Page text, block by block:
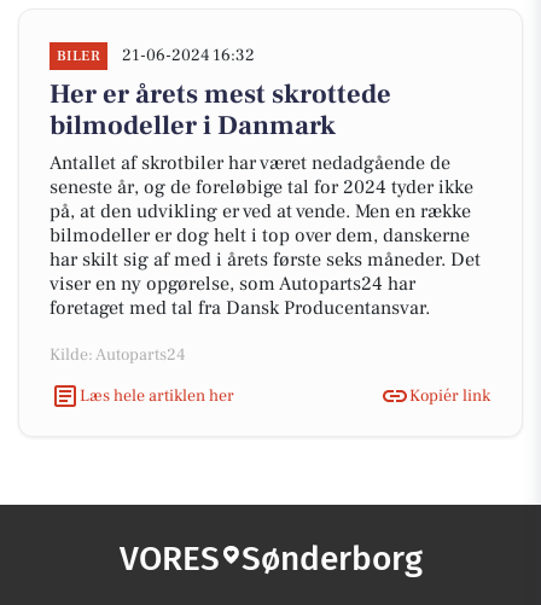
BILER 21-06-2024 16:32
Her er årets mest skrottede
bilmodeller i Danmark
Antallet af skrotbiler har været nedadgående de
seneste år, og de foreløbige tal for 2024 tyder ikke
på, at den udvikling er ved at vende. Men en række
bilmodeller er dog helt i top over dem, danskerne
har skilt sig af med i årets første seks måneder. Det
viser en ny opgørelse, som Autoparts24 har
foretaget med tal fra Dansk Producentansvar.
Kilde: Autoparts24
Læs hele artiklen her
Kopiér link
VORES Sønderborg